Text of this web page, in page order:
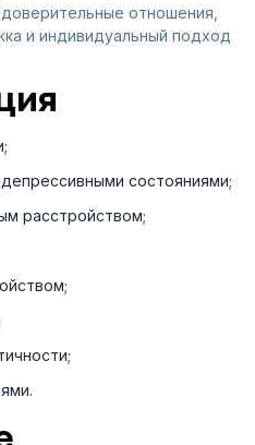
отношения,
и индивидуальный подход
состояниями;
расстройством;